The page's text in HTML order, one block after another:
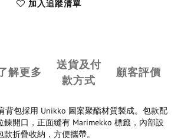
加入追蹤清單
解更多
送貨及付
款方式
顧客評價
背包採用 Unikko 圖案聚酯材質製成。包款配
鍊開口，正面縫有 Marimekko 標籤，內部設
折疊收納，方便攜帶。